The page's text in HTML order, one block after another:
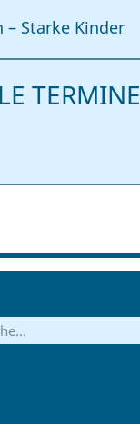
– Starke Kinder
TERMINE